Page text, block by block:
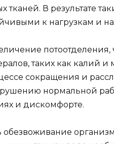
В результате
к нагрузкам и
потоотделения,
таких как калий и
сокращения и
нормальной
и дискомфорте.